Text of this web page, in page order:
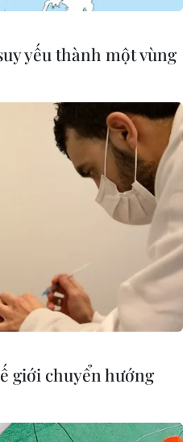
mở cửa xuyên
núi Đà Lạt
hàng; trong đó có 30 gian
đặc sản của Đà Lạt, một
cả các món ăn đặc trưng
yếu thành một vùng
giới chuyển hướng